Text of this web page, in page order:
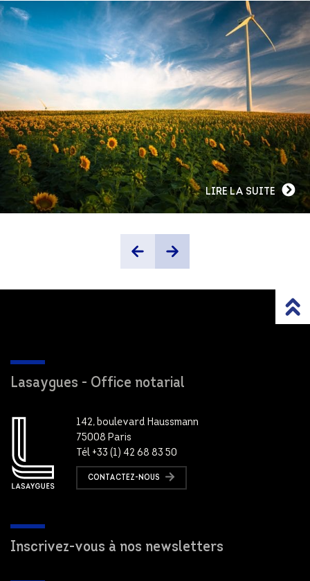
LIRE LA SUITE
Lasaygues - Office notarial
142, boulevard Haussmann
75008 Paris
Tél +33 (1) 42 68 83 50
CONTACTEZ-NOUS
Inscrivez-vous à nos newsletters